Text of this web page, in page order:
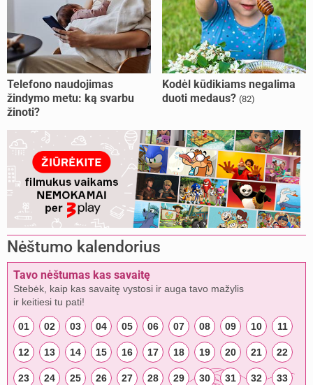
Telefono naudojimas
žindymo metu: ką svarbu
žinoti?
Kodėl kūdikiams negalima
duoti medaus? (82)
Nėštumo kalendorius
Tavo nėštumas kas savaitę
Stebėk, kaip kas savaitę vystosi ir auga tavo mažylis
ir keitiesi tu pati!
01 02 03 04 05 06 07 08 09 10 11
12 13 14 15 16 17 18 19 20 21 22
23 24 25 26 27 28 29 30 31 32 33